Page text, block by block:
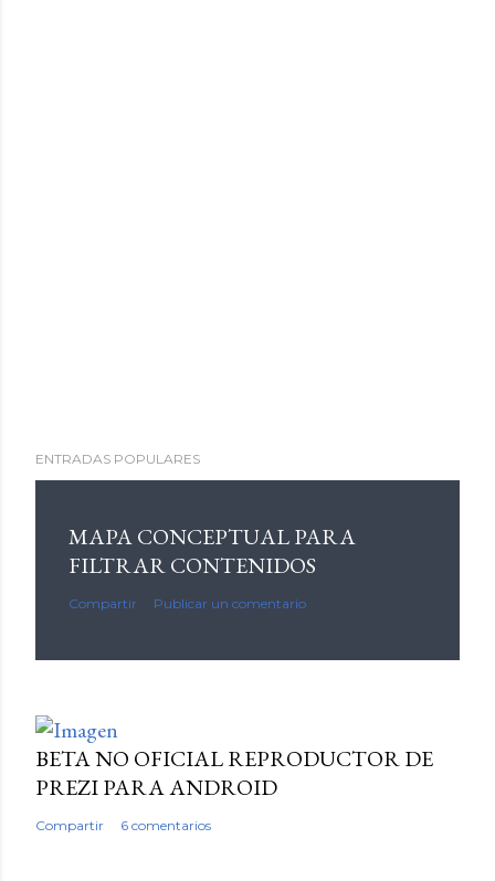
ENTRADAS POPULARES
MAPA CONCEPTUAL PARA
FILTRAR CONTENIDOS
Compartir Publicar un comentario
BETA NO OFICIAL REPRODUCTOR DE
PREZI PARA ANDROID
Compartir 6 comentarios